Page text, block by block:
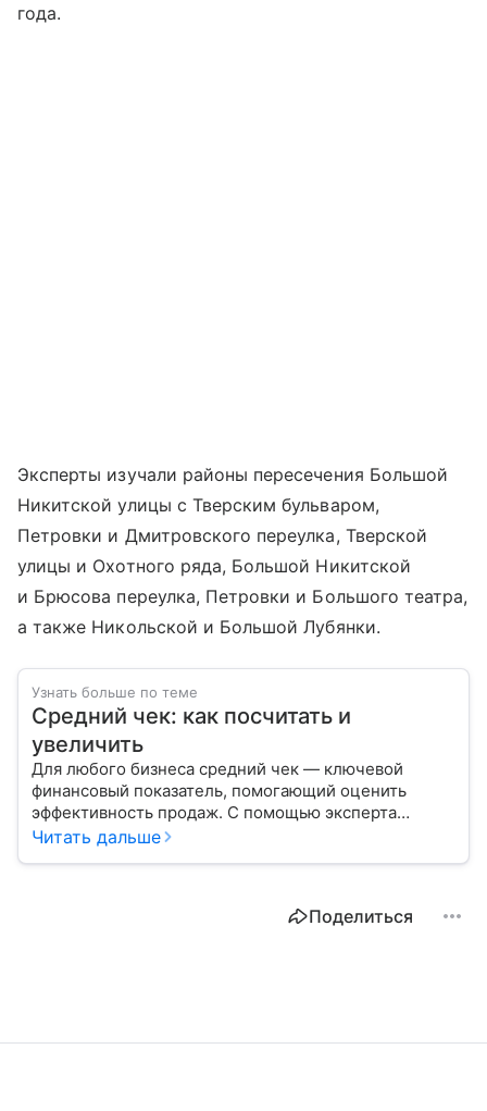
года.
Эксперты изучали районы пересечения Большой
Никитской улицы с Тверским бульваром,
Петровки и Дмитровского переулка, Тверской
улицы и Охотного ряда, Большой Никитской
и Брюсова переулка, Петровки и Большого театра,
а также Никольской и Большой Лубянки.
Узнать больше по теме
Средний чек: как посчитать и
увеличить
Для любого бизнеса средний чек — ключевой
финансовый показатель, помогающий оценить
эффективность продаж. С помощью эксперта
расскажем, как рассчитать этот индикатор
Читать дальше
Поделиться